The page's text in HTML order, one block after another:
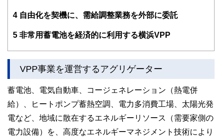
4 自由化を契機に、需給調整業務を外部に委託
5 非常用蓄電池を経済的に利用する横浜VPP
VPP事業を運営するアグリゲーター
蓄電池、電気自動車、コージェネレーション（熱電併
給）、ヒートポンプ蓄熱空調、電力多消費工場、太陽光発
電など、地域に散在するエネルギーリソース（需要家側の
電力設備）を、高度なエネルギーマネジメント技術により